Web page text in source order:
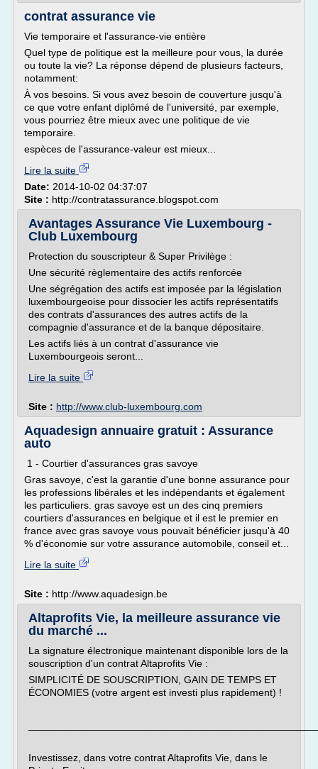
contrat assurance vie
Vie temporaire et l'assurance-vie entière
Quel type de politique est la meilleure pour vous, la durée
ou toute la vie? La réponse dépend de plusieurs facteurs,
notamment:
À vos besoins. Si vous avez besoin de couverture jusqu'à
ce que votre enfant diplômé de l'université, par exemple,
vous pourriez être mieux avec une politique de vie
temporaire.
espèces de l'assurance-valeur est mieux...
Lire la suite
Date: 2014-10-02 04:37:07
Site : http://contratassurance.blogspot.com
Avantages Assurance Vie Luxembourg -
Club Luxembourg
Protection du souscripteur & Super Privilège :
Une sécurité règlementaire des actifs renforcée
Une ségrégation des actifs est imposée par la législation
luxembourgeoise pour dissocier les actifs représentatifs
des contrats d'assurances des autres actifs de la
compagnie d'assurance et de la banque dépositaire.
Les actifs liés à un contrat d'assurance vie
Luxembourgeois seront...
Lire la suite
Site : http://www.club-luxembourg.com
Aquadesign annuaire gratuit : Assurance
auto
1 - Courtier d'assurances gras savoye
Gras savoye, c'est la garantie d'une bonne assurance pour
les professions libérales et les indépendants et également
les particuliers. gras savoye est un des cinq premiers
courtiers d'assurances en belgique et il est le premier en
france avec gras savoye vous pouvait bénéficier jusqu'à 40
% d'économie sur votre assurance automobile, conseil et...
Lire la suite
Site : http://www.aquadesign.be
Altaprofits Vie, la meilleure assurance vie
du marché ...
La signature électronique maintenant disponible lors de la
souscription d'un contrat Altaprofits Vie :
SIMPLICITÉ DE SOUSCRIPTION, GAIN DE TEMPS ET
ÉCONOMIES (votre argent est investi plus rapidement) !
Investissez, dans votre contrat Altaprofits Vie, dans le